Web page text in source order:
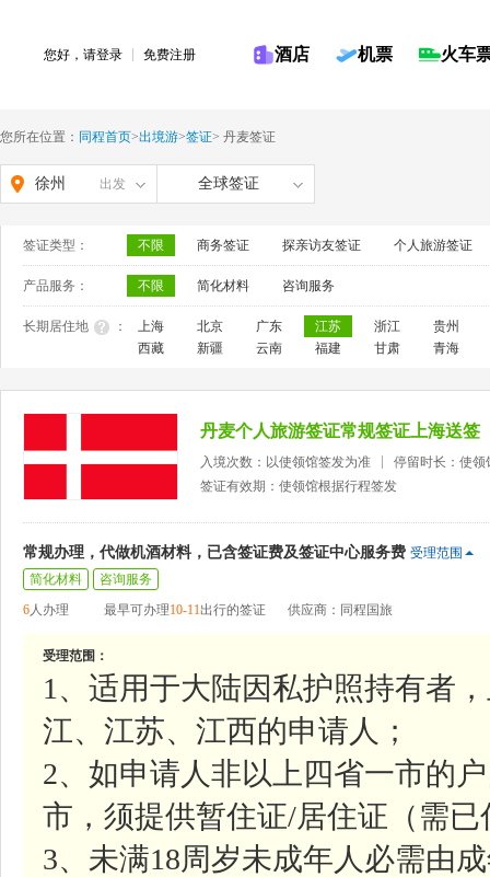
您好，请登录 免费注册 酒店 机票 火车
您所在位置： 同程首页>出境游>签证> 丹麦签证
徐州 出发 全球签证
签证类型： 不限 商务签证 探亲访友签证 个人旅游签证
产品服务： 不限 简化材料 咨询服务
长期居住地 ： 上海 北京 广东 江苏 浙江
贵州
西藏
新疆 云南 福建 甘肃 青海
丹麦个人旅游签证常规签证上海送签
入境次数：以使领馆签发为准
停留时长：使领
签证有效期：使领馆根据行程签发
常规办理，代做机酒材料，已含签证费及签证中心服务费 受理范围
简化材料
咨询服务
6人办理 最早可办理10-11出行的签证 供应商：同程国旅
受理范围：
1、适用于大陆因私护照持有者
江、江苏、江西的申请人；
2、如申请人非以上四省一市的
市，须提供暂住证/居住证（需
3、未满18周岁未成年人必需由